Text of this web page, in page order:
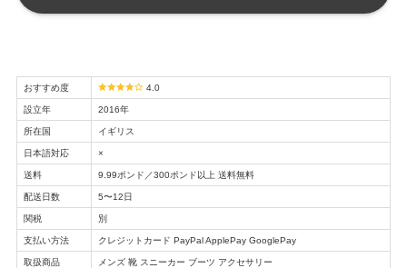
おすすめ度 4.0
設立年 2016年
所在国 イギリス
日本語対応 ×
送料 9.99ポンド／300ポンド以上 送料無料
配送日数 5〜12日
関税 別
支払い方法 クレジットカード PayPal ApplePay GooglePay
取扱商品 メンズ 靴 スニーカー ブーツ アクセサリー